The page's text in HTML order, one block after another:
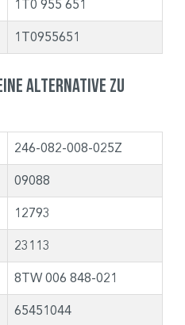
1T0 955 651
1T0955651
Alternative zu
246-082-008-025Z
09088
12793
23113
8TW 006 848-021
65451044